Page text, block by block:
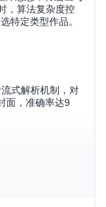
，算法复杂度控
特定类型作品。
式解析机制，对
面，准确率达9